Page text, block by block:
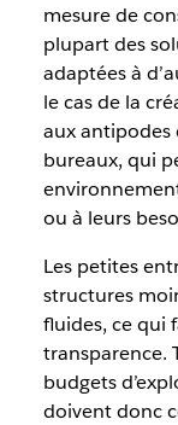
mesure de
plupart des
adaptées à
le cas de la
aux antipodes
bureaux, qui
ou à leurs
Les petites
structures
fluides, ce qui
transparence.
budgets
doivent donc